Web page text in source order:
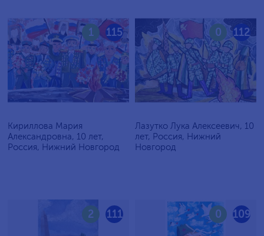
115
1
Кириллова Мария
Александровна, 10 лет,
Россия, Нижний Новгород
112
0
Лазутко Лука Алексеевич, 10
лет, Россия, Нижний
Новгород
111
2 109
0